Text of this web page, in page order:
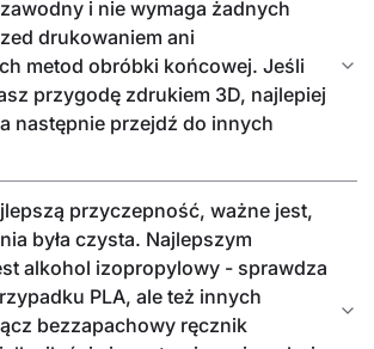
i nie wymaga żadnych
drukowaniem ani
metod obróbki końcowej. Jeśli
przygodę zdrukiem 3D, najlepiej
następnie przejdź do innych
przyczepność, ważne jest,
była czysta. Najlepszym
alkohol izopropylowy - sprawdza
PLA, ale też innych
bezzapachowy ręcznik